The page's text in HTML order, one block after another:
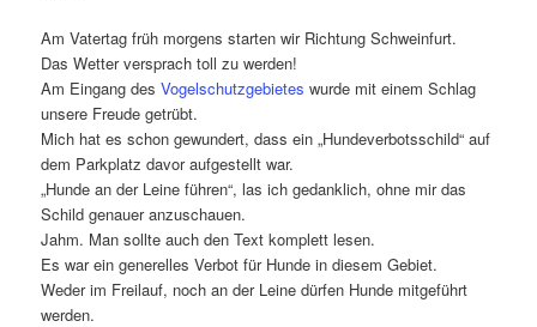
Am Vatertag früh morgens starten wir Richtung Schweinfurt.
Das Wetter versprach toll zu werden!
Am Eingang desVogelschutzgebieteswurde mit einem Schlag
unsere Freude getrübt.
Mich hat es schon gewundert, dass ein „Hundeverbotsschild“ auf
dem Parkplatz davor aufgestellt war.
„Hunde an der Leine führen“, las ich gedanklich, ohne mir das
Schild genauer anzuschauen.
Jahm. Man sollte auch den Text komplett lesen.
Es war ein generelles Verbot für Hunde in diesem Gebiet.
Weder im Freilauf, noch an der Leine dürfen Hunde mitgeführt
werden.